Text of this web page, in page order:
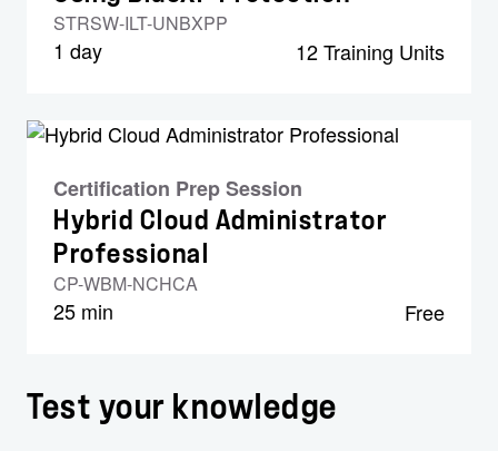
STRSW-ILT-UNBXPP
1 day 12 Training Units
Certification Prep Session
Hybrid Cloud Administrator
Professional
CP-WBM-NCHCA
25 min Free
Test your knowledge